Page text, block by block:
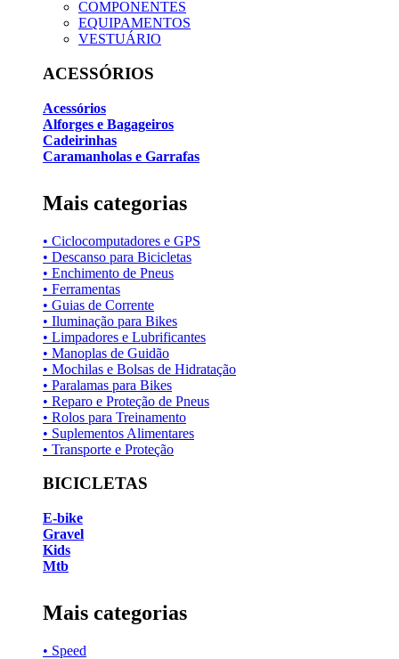
COMPONENTES
EQUIPAMENTOS
VESTUÁRIO
ACESSÓRIOS
Acessórios
Alforges e Bagageiros
Cadeirinhas
Caramanholas e Garrafas
Mais categorias
• Ciclocomputadores e GPS
• Descanso para Bicicletas
• Enchimento de Pneus
• Ferramentas
• Guias de Corrente
• Iluminação para Bikes
• Limpadores e Lubrificantes
• Manoplas de Guidão
• Mochilas e Bolsas de Hidratação
• Paralamas para Bikes
• Reparo e Proteção de Pneus
• Rolos para Treinamento
• Suplementos Alimentares
• Transporte e Proteção
BICICLETAS
E-bike
Gravel
Kids
Mtb
Mais categorias
• Speed